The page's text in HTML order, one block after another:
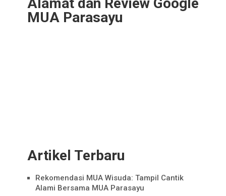
MUA Parasayu
Artikel Terbaru
Rekomendasi MUA Wisuda: Tampil Cantik
Alami Bersama MUA Parasayu